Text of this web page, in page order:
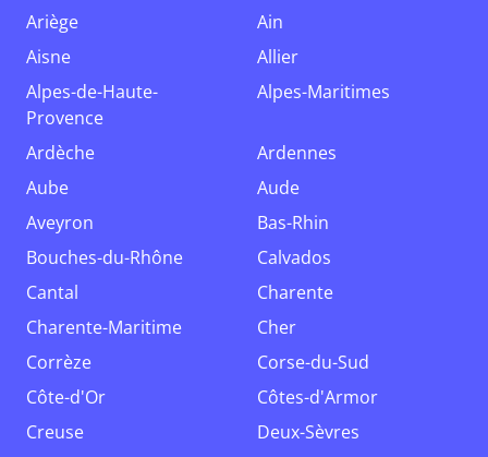
Ariège
Ain
Aisne
Allier
Alpes-de-Haute-
Provence
Alpes-Maritimes
Ardèche
Ardennes
Aube
Aude
Aveyron
Bas-Rhin
Bouches-du-Rhône
Calvados
Cantal
Charente
Charente-Maritime
Cher
Corrèze
Corse-du-Sud
Côte-d'Or
Côtes-d'Armor
Creuse
Deux-Sèvres